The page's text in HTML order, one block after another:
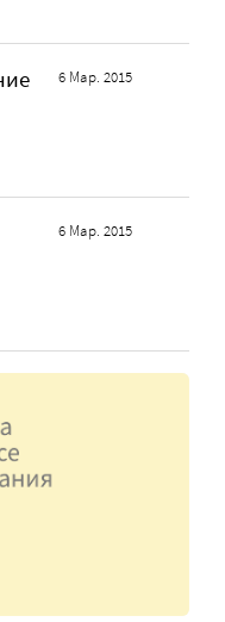
6 Мар. 2015
6 Мар. 2015